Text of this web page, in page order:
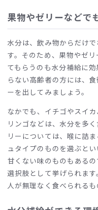
果物やゼリーなどで
水分は、飲み物からだけ
す。そのため、果物やゼ
てもらうのも水分補給に
らない高齢者の方には、
ーを出してみましょう。
なかでも、イチゴやスイ
リンゴなどは、水分を多
リーについては、喉に詰
ュタイプのものを選ぶと
甘くない味のものもある
選択肢として挙げられま
人が無理なく食べられる